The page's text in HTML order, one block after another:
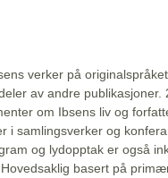
verker på
av andre
om Ibsens liv og
i samlingsverker og
og lydopptak er også
basert på